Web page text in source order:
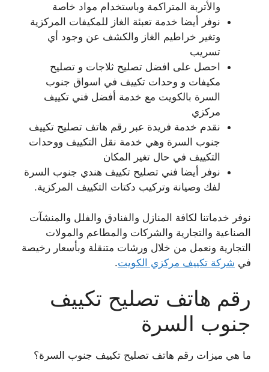
والأتربة المتراكمة وباستخدام مواد خاصة
نوفر أيضا خدمة تعبئة الغاز للمكيفات المركزية
وتغير خراطيم الغاز والكشف عن وجود أي
تسريب
احصل على افضل تصليح ثلاجات و تصليح
مكيفات و وحدات تكييف في اسواق جنوب
السرة بالكويت مع خدمة أفضل فني تكييف
مركزي
نقدم خدمة فريدة عبر رقم هاتف تصليح تكييف
جنوب السرة وهي خدمة نقل التكييف ووحدات
التكييف في حال تغير المكان
نوفر أيضا فني تصليح تكييف هندي جنوب السرة
لفك وصيانة وتركيب دكتات التكييف المركزية.
نوفر خدماتنا لكافة المنازل والفنادق والفلل والمنشآت
الصناعية والتجارية والشركات والمطاعم والمولات
التجارية ونعمل من خلال ورشات متنقلة وبأسعار رخيصة
في شركة تكييف مركزي الكويت.
رقم هاتف تصليح تكييف
جنوب السرة
ما هي ميزات رقم هاتف تصليح تكييف جنوب السرة؟